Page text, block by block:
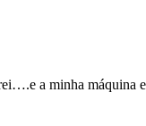
a minha